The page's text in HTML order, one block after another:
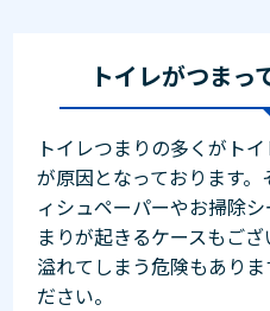
トイレがつまっ
トイレつまりの多くがト
が原因となっております
ィシュペーパーやお掃除
まりが起きるケースもご
溢れてしまう危険もあり
ださい。